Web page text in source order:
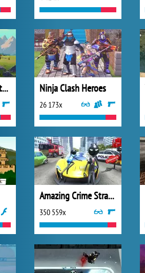
Tank Fury: Boss Battle 2D Ninja Clash Heroes
26 173x
Amazing Crime Strange Stickman
350 559x